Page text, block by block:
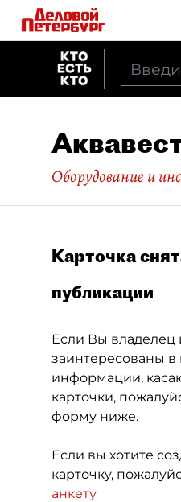
Оборудование и
Карточка
публикации
Если Вы владелец
заинтересованы в
информации,
карточки,
форму ниже.
Если вы хотите
карточку,
анкету